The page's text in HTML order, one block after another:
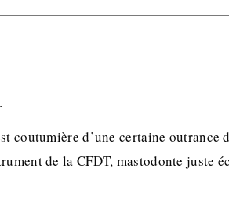
coutumière d’une certaine outrance
de la CFDT, mastodonte juste